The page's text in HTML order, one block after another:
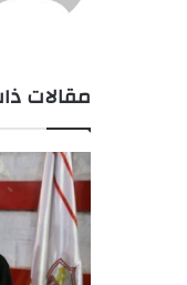
مقالات